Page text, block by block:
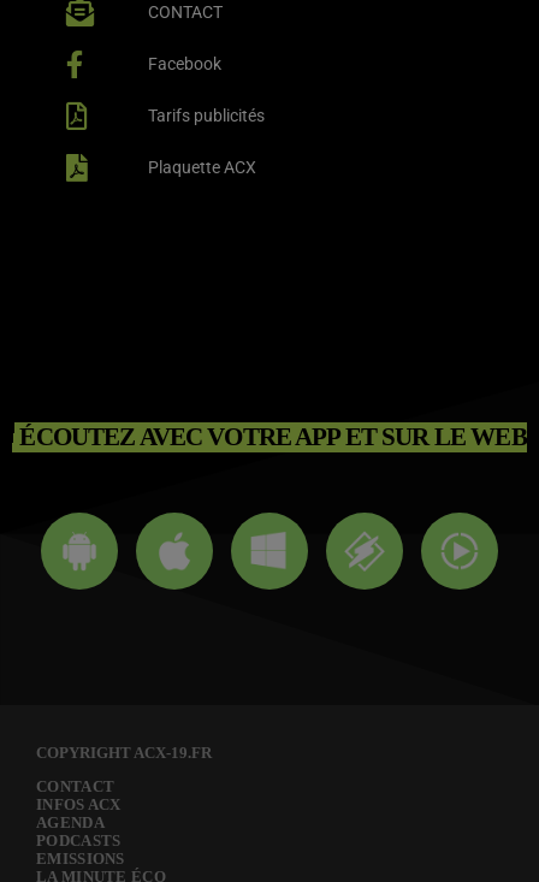
CONTACT
Facebook
Tarifs publicités
Plaquette ACX
ÉCOUTEZ AVEC VOTRE APP ET SUR LE WEB
COPYRIGHT ACX-19.FR
CONTACT
INFOS ACX
AGENDA
PODCASTS
EMISSIONS
LA MINUTE ÉCO